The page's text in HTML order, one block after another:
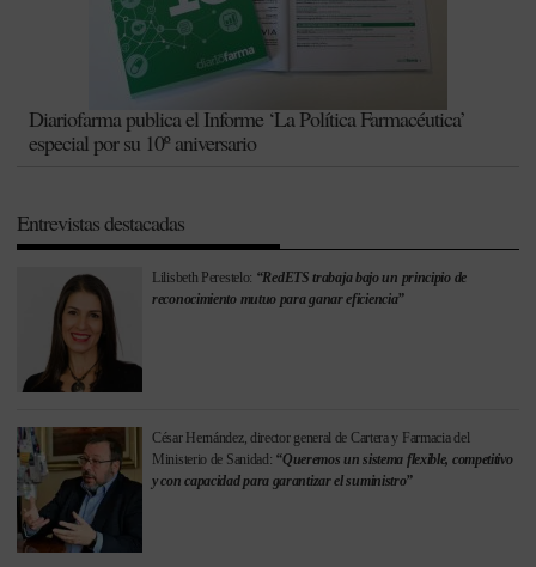
Diariofarma publica el Informe ‘La Política Farmacéutica’
especial por su 10º aniversario
Entrevistas destacadas
Lilisbeth Perestelo: “RedETS trabaja bajo un principio de
reconocimiento mutuo para ganar eficiencia”
César Hernández, director general de Cartera y Farmacia del
Ministerio de Sanidad: “Queremos un sistema flexible, competitivo
y con capacidad para garantizar el suministro”